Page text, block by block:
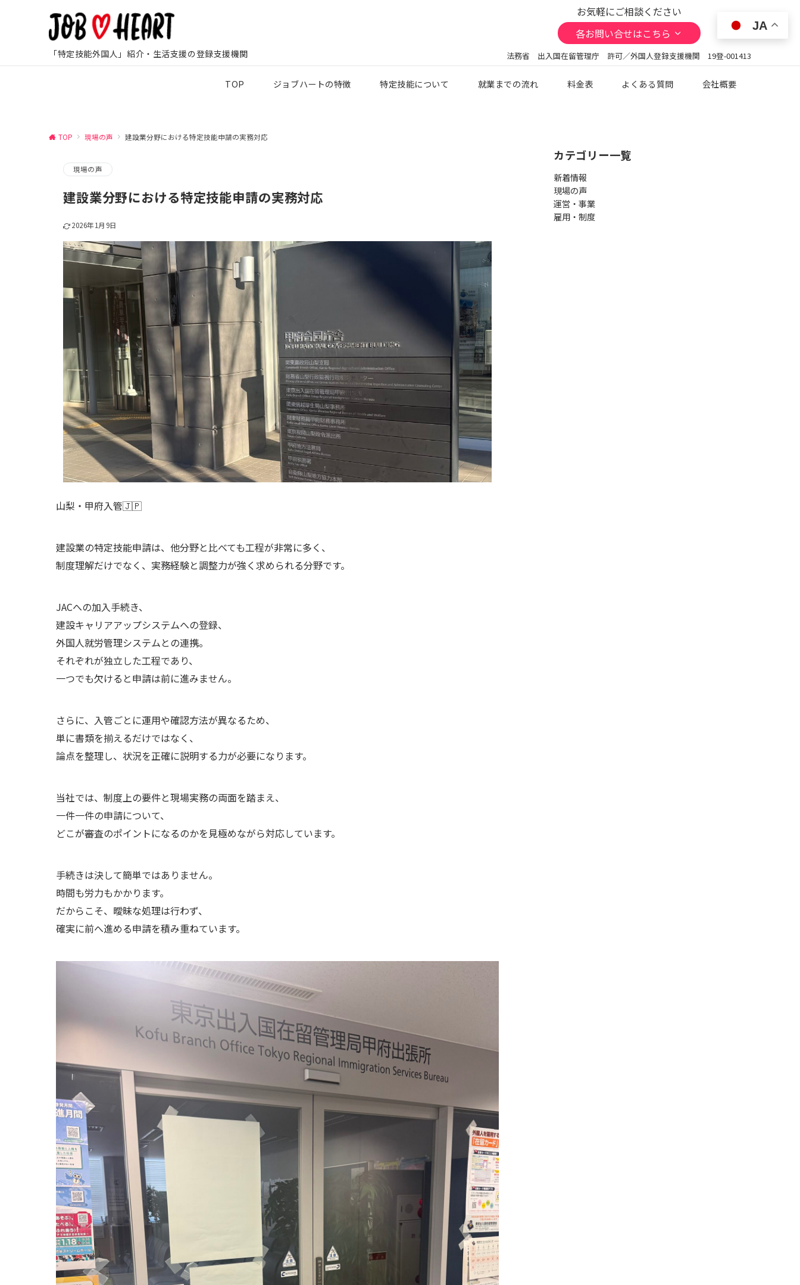
「特定技能外国人」紹介・生活支援の登録支援機関
お気軽にご相談ください
各お問い合せはこちら
法務省 出入国在留管理庁 許可／外国人登録支援機関 19登-001413
TOP ジョブハートの特徴 特定技能について 就業までの流れ 料金表 よくある質問 会社概要
TOP 現場の声 建設業分野における特定技能申請の実務対応
現場の声
建設業分野における特定技能申請の実務対応
2026年1月9日
山梨・甲府入管🇯🇵
建設業の特定技能申請は、他分野と比べても工程が非常に多く、
制度理解だけでなく、実務経験と調整力が強く求められる分野です。
JACへの加入手続き、
建設キャリアアップシステムへの登録、
外国人就労管理システムとの連携。
それぞれが独立した工程であり、
一つでも欠けると申請は前に進みません。
さらに、入管ごとに運用や確認方法が異なるため、
単に書類を揃えるだけではなく、
論点を整理し、状況を正確に説明する力が必要になります。
当社では、制度上の要件と現場実務の両面を踏まえ、
一件一件の申請について、
どこが審査のポイントになるのかを見極めながら対応しています。
手続きは決して簡単ではありません。
時間も労力もかかります。
だからこそ、曖昧な処理は行わず、
確実に前へ進める申請を積み重ねています。
カテゴリー一覧
新着情報
現場の声
運営・事業
雇用・制度
JA